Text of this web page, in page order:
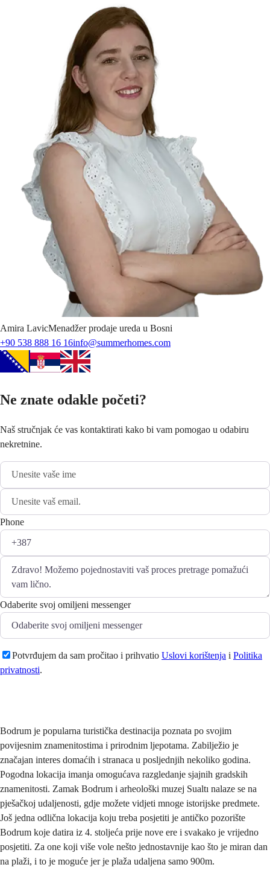
Amira LavicMenadžer prodaje ureda u Bosni
+90 538 888 16 16info@summerhomes.com
Ne znate odakle početi?
Naš stručnjak će vas kontaktirati kako bi vam pomogao u odabiru
nekretnine.
Phone
Odaberite svoj omiljeni messenger
Potvrđujem da sam pročitao i prihvatio Uslovi korištenja i Politika
privatnosti.
Bodrum je popularna turistička destinacija poznata po svojim
povijesnim znamenitostima i prirodnim ljepotama. Zabilježio je
značajan interes domaćih i stranaca u posljednjih nekoliko godina.
Pogodna lokacija imanja omogućava razgledanje sjajnih gradskih
znamenitosti. Zamak Bodrum i arheološki muzej Sualtı nalaze se na
pješačkoj udaljenosti, gdje možete vidjeti mnoge istorijske predmete.
Još jedna odlična lokacija koju treba posjetiti je antičko pozorište
Bodrum koje datira iz 4. stoljeća prije nove ere i svakako je vrijedno
posjetiti. Za one koji više vole nešto jednostavnije kao što je miran dan
na plaži, i to je moguće jer je plaža udaljena samo 900m.